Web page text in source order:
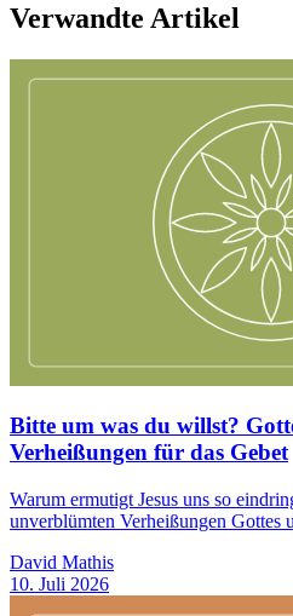
Verwandte Artikel
Bitte um was du willst?
Verheißungen für das Gebet
Warum ermutigt Jesus uns so
unverblümten Verheißungen Gottes
David Mathis
10. Juli 2026